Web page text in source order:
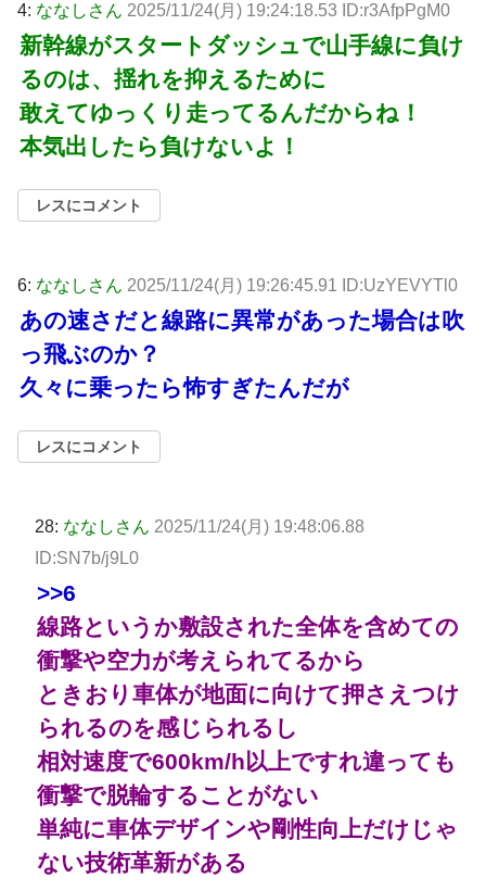
4: ななしさん 2025/11/24(月) 19:24:18.53 ID:r3AfpPgM0
新幹線がスタートダッシュで山手線に負け
るのは、揺れを抑えるために
敢えてゆっくり走ってるんだからね！
本気出したら負けないよ！
レスにコメント
6: ななしさん 2025/11/24(月) 19:26:45.91 ID:UzYEVYTl0
あの速さだと線路に異常があった場合は吹
っ飛ぶのか？
久々に乗ったら怖すぎたんだが
レスにコメント
28: ななしさん 2025/11/24(月) 19:48:06.88
ID:SN7b/j9L0
>>6
線路というか敷設された全体を含めての
衝撃や空力が考えられてるから
ときおり車体が地面に向けて押さえつけ
られるのを感じられるし
相対速度で600km/h以上ですれ違っても
衝撃で脱輪することがない
単純に車体デザインや剛性向上だけじゃ
ない技術革新がある